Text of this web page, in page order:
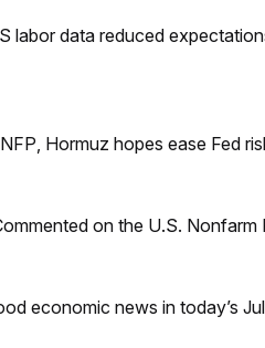
labor data reduced
Hormuz hopes ease Fed
on the U.S. Nonfarm
economic news in today’s